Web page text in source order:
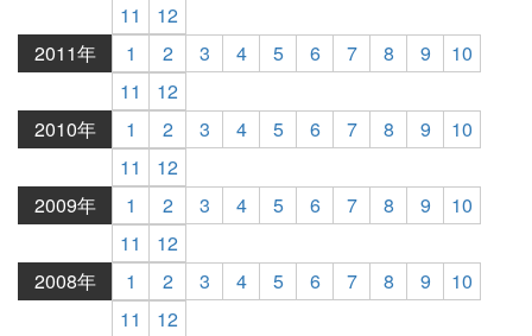
11
12
2011年
1 2 3 4 5 6 7 8 9
10
11
12
2010年
1 2 3 4 5 6 7 8 9
10
11
12
2009年
1 2 3 4 5 6 7 8 9
10
11
12
2008年
1 2 3 4 5 6 7 8 9
10
11
12